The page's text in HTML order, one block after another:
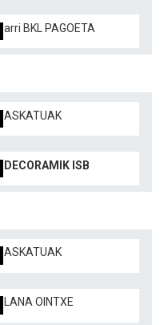
arri BKL PAGOETA
ASKATUAK
DECORAMIK ISB
ASKATUAK
LANA OINTXE